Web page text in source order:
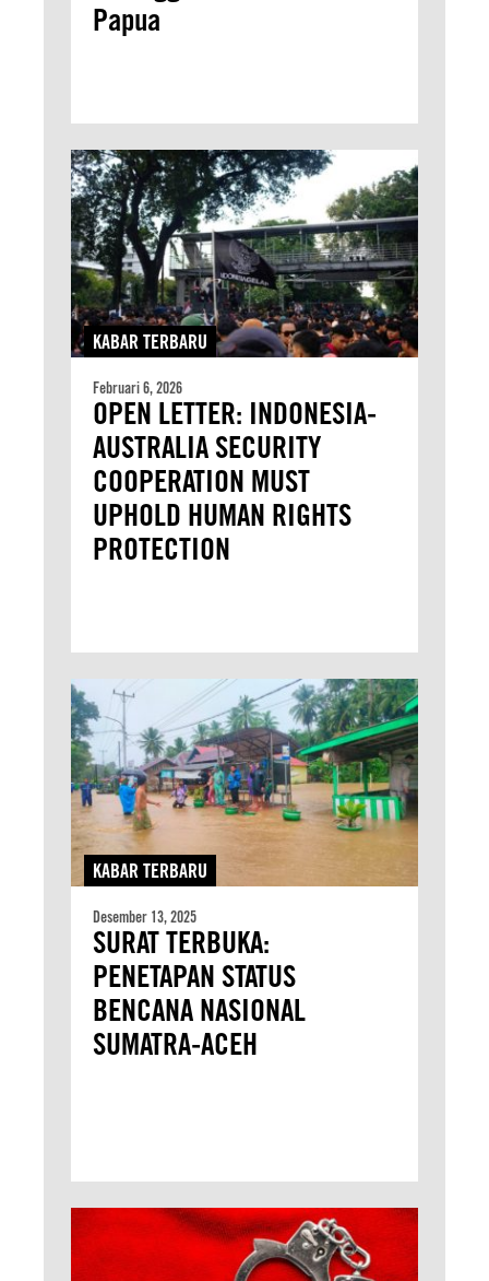
Papua
KABAR TERBARU
Februari 6, 2026
OPEN LETTER: INDONESIA-
AUSTRALIA SECURITY
COOPERATION MUST
UPHOLD HUMAN RIGHTS
PROTECTION
KABAR TERBARU
Desember 13, 2025
SURAT TERBUKA:
PENETAPAN STATUS
BENCANA NASIONAL
SUMATRA-ACEH